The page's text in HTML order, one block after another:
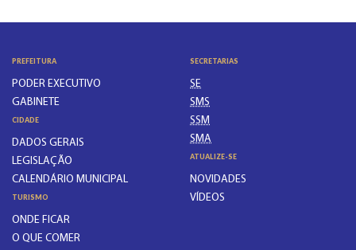
PREFEITURA
PODER EXECUTIVO
GABINETE
CIDADE
DADOS GERAIS
LEGISLAÇÃO
CALENDÁRIO MUNICIPAL
TURISMO
ONDE FICAR
O QUE COMER
SECRETARIAS
SE
SMS
SSM
SMA
ATUALIZE-SE
NOVIDADES
VÍDEOS